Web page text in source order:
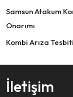
Samsun Atakum
Onarımı
Kombi Arıza
İletişim